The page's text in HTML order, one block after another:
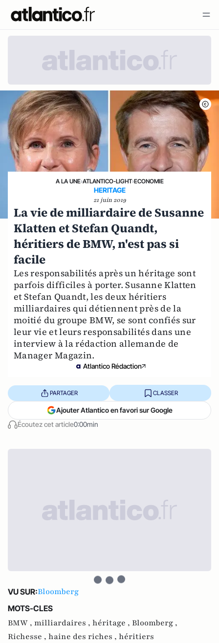
A LA UNE›ATLANTICO-LIGHT›ECONOMIE
HERITAGE
21 juin 2019
La vie de milliardaire de Susanne
Klatten et Stefan Quandt,
héritiers de BMW, n'est pas si
facile
Les responsabilités après un héritage sont
parfois difficiles à porter. Susanne Klatten
et Stefan Quandt, les deux héritiers
milliardaires qui détiennent près de la
moitié du groupe BMW, se sont confiés sur
leur vie et leurs responsabilités dans une
interview à la rédaction allemande de
Manager Magazin.
Atlantico Rédaction
Écoutez cet article0:00min
PARTAGER CLASSER
Ajouter Atlantico en favori sur Google
VU SUR:Bloomberg
MOTS-CLES
BMW , milliardaires , héritage , Bloomberg ,
Richesse , haine des riches , héritiers